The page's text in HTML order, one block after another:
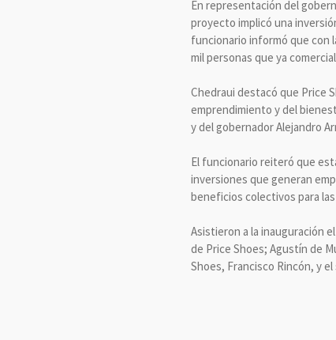
En representación del
proyecto implicó una
funcionario informó que con
mil personas que ya
Chedraui destacó que Price
emprendimiento y del
y del gobernador Alejandro
El funcionario reiteró que
inversiones que generan
beneficios colectivos para
Asistieron a la inauguración
de Price Shoes; Agustín de
Shoes, Francisco Rincón, y